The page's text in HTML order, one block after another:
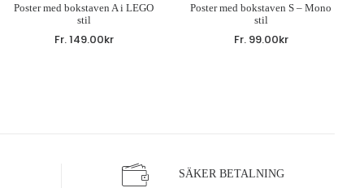
Poster med bokstaven A i LEGO
stil
Fr.149.00kr
Poster med bokstaven S – Mono
stil
Fr. 99.00kr
SÄKER BETALNING